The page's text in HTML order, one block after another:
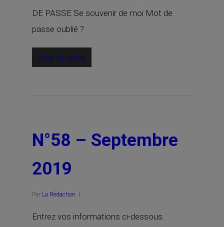
DE PASSE Se souvenir de moi Mot de
passe oublié ?
Lire la suite
N°58 – Septembre
2019
Par La Rédaction
Entrez vos informations ci-dessous.